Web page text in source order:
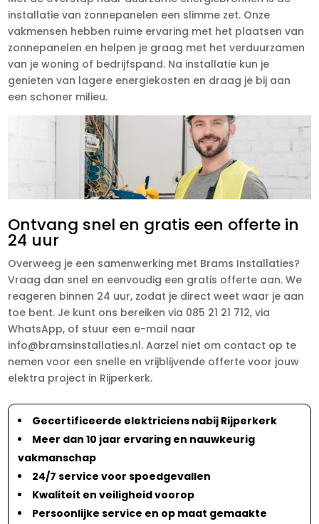
installatie van zonnepanelen een slimme zet. Onze
vakmensen hebben ruime ervaring met het plaatsen van
zonnepanelen en helpen je graag met het verduurzamen
van je woning of bedrijfspand. Na installatie kun je
genieten van lagere energiekosten en draag je bij aan
een schoner milieu.
Ontvang snel en gratis een offerte in
24 uur
Overweeg je een samenwerking met Brams Installaties?
Vraag dan snel en eenvoudig een gratis offerte aan. We
reageren binnen 24 uur, zodat je direct weet waar je aan
toe bent. Je kunt ons bereiken via 085 21 21 712, via
WhatsApp, of stuur een e-mail naar
info@bramsinstallaties.nl. Aarzel niet om contact op te
nemen voor een snelle en vrijblijvende offerte voor jouw
elektra project in Rijperkerk.
Gecertificeerde elektriciens nabij Rijperkerk
Meer dan 10 jaar ervaring en nauwkeurig
vakmanschap
24/7 service voor spoedgevallen
Kwaliteit en veiligheid voorop
Persoonlijke service en op maat gemaakte